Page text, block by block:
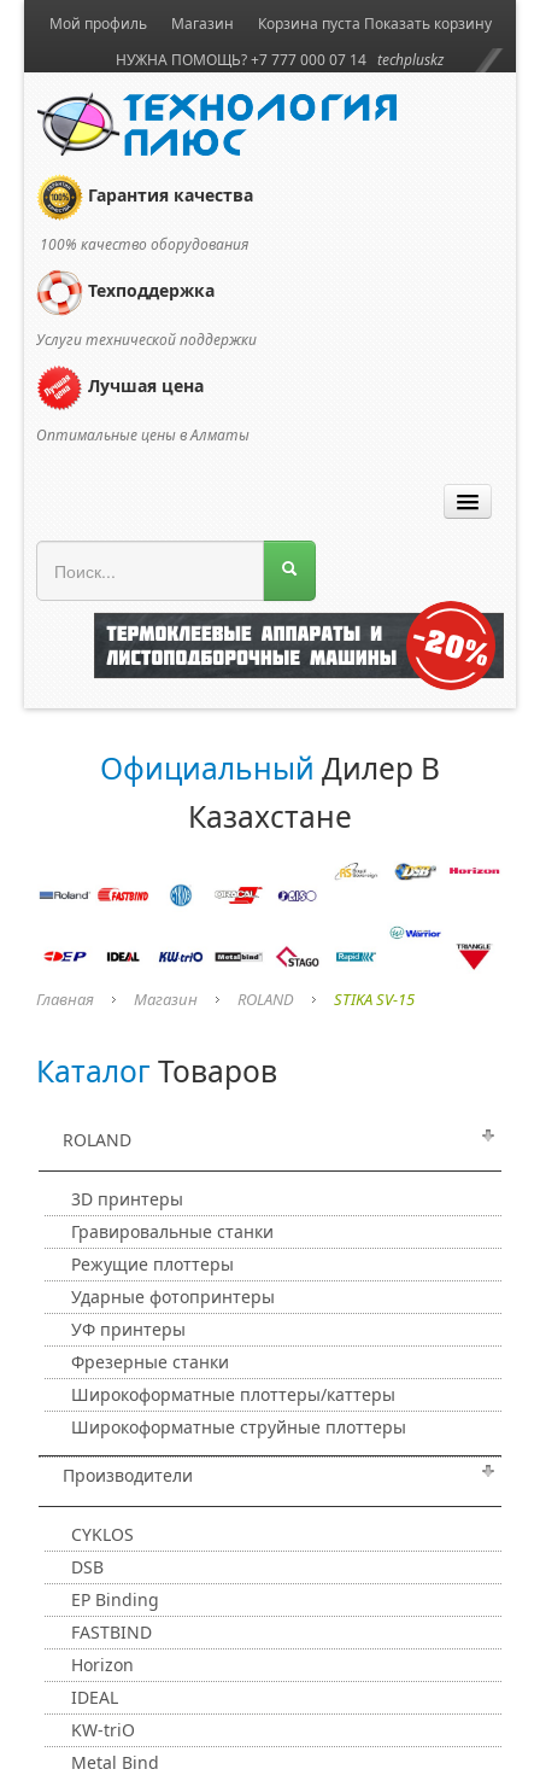
Корзина пуста Показать корзину
Мой профиль
Магазин
НУЖНА ПОМОЩЬ? +7 777 000 07 14 techpluskz
Гарантия качества
100% качество оборудования
Техподдержка
Услуги технической поддержки
Лучшая цена
Оптимальные цены в Алматы
Официальный Дилер В
Казахстане
Главная Магазин ROLAND STIKA SV-15
КаталогТоваров
ROLAND
3D принтеры
Гравировальные станки
Режущие плоттеры
Ударные фотопринтеры
УФ принтеры
Фрезерные станки
Широкоформатные плоттеры/каттеры
Широкоформатные струйные плоттеры
Производители
CYKLOS
DSB
EP Binding
FASTBIND
Horizon
IDEAL
KW-triO
Metal Bind